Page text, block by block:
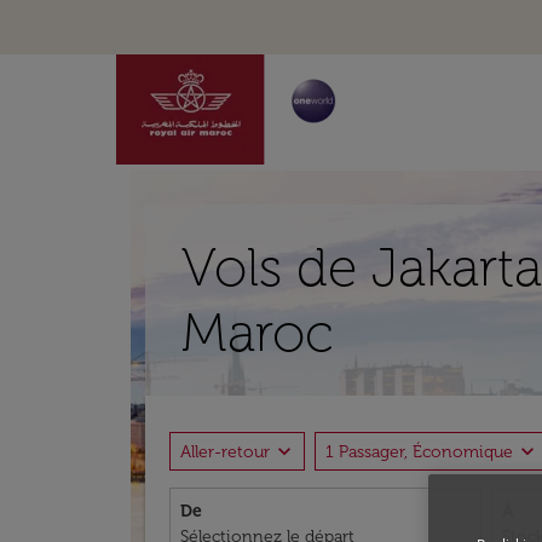
Vols de
Maroc
Aller-retour expand_more 1 Passager, Économique expand_more
De